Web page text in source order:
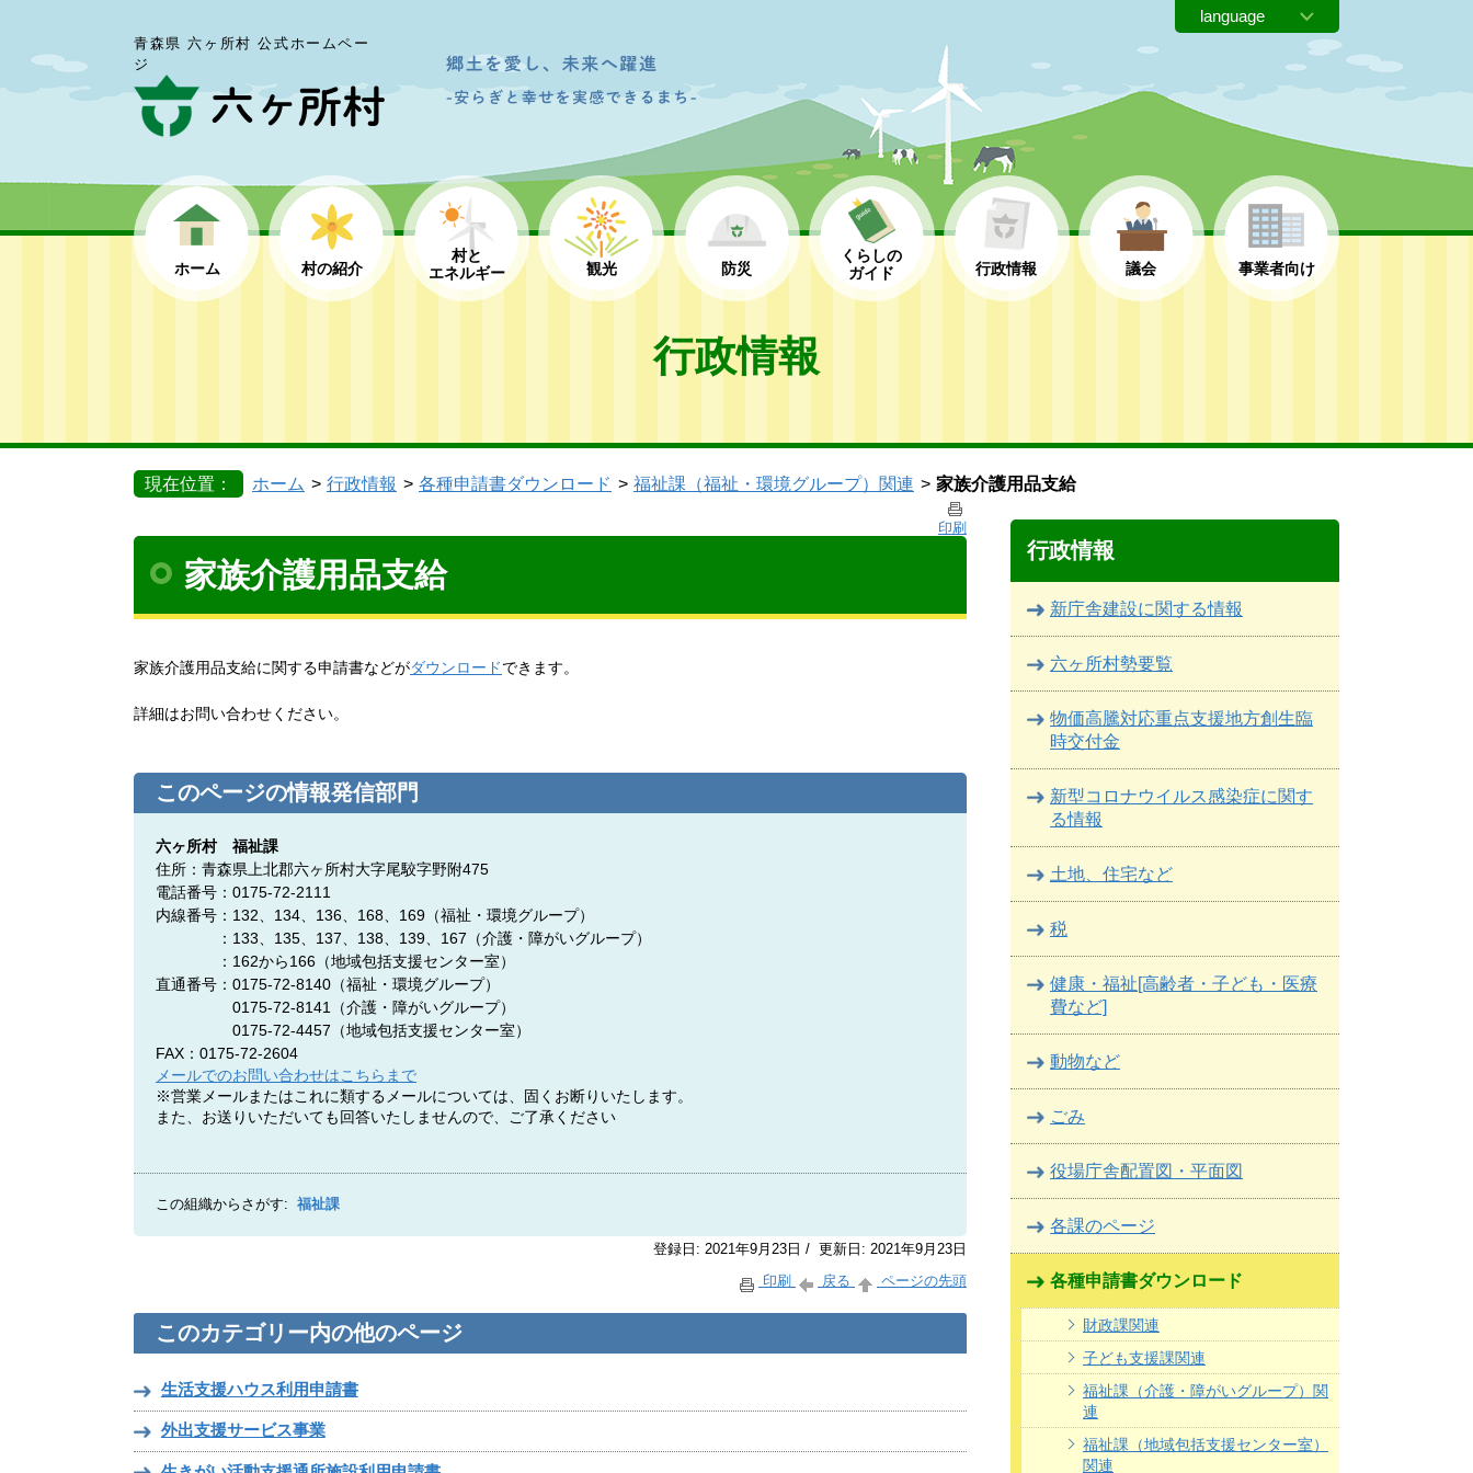
青森県 六ヶ所村 公式ホームペー
ジ
ホーム 村の紹介
村と
エネルギー
観光 防災
くらしの
ガイド
行政情報 議会 事業者向け
行政情報
現在位置： ホーム 行政情報 各種申請書ダウンロード 福祉課（福祉・環境グループ）関連 家族介護用品支給
行政情報
新庁舎建設に関する情報
六ヶ所村勢要覧
物価高騰対応重点支援地方創生臨
時交付金
新型コロナウイルス感染症に関す
る情報
土地、住宅など
税
健康・福祉[高齢者・子ども・医療
費など]
動物など
ごみ
役場庁舎配置図・平面図
各課のページ
各種申請書ダウンロード
財政課関連
子ども支援課関連
福祉課（介護・障がいグループ）関
連
福祉課（地域包括支援センター室）
関連
印刷
家族介護用品支給
家族介護用品支給に関する申請書などがダウンロードできます。
詳細はお問い合わせください。
このページの情報発信部門
六ヶ所村 福祉課
住所：青森県上北郡六ヶ所村大字尾駮字野附475
電話番号：0175-72-2111
内線番号：132、134、136、168、169（福祉・環境グループ）
：133、135、137、138、139、167（介護・障がいグループ）
：162から166（地域包括支援センター室）
直通番号：0175-72-8140 （福祉・環境グループ）
0175-72-8141
（介護・障がいグループ）
0175-72-4457 （地域包括支援センター室）
FAX：0175-72-2604
メールでのお問い合わせはこちらまで
※営業メールまたはこれに類するメールについては、固くお断りいたします。
また、お送りいただいても回答いたしませんので、ご了承ください
この組織からさがす: 福祉課
登録日: 2021年9月23日 / 更新日: 2021年9月23日
印刷
戻る ページの先頭
このカテゴリー内の他のページ
生活支援ハウス利用申請書
外出支援サービス事業